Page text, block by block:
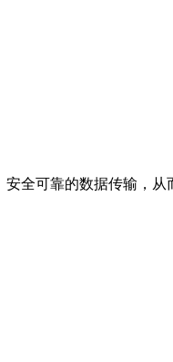
全可靠的数据传输，从